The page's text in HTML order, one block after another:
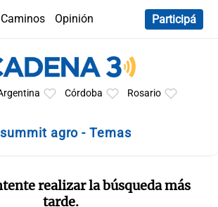
Caminos
Opinión
Participá
Córdoba Rosario
summit agro - Temas
realizar la búsqueda más
tarde.